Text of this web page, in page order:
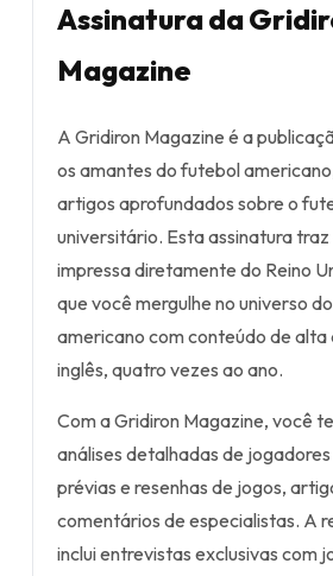
Assinatura da
Magazine
A Gridiron Magazine é a
os amantes do futebol
artigos aprofundados sobre o
universitário. Esta assinatura
impressa diretamente do Reino
que você mergulhe no universo
americano com conteúdo de alta
inglês, quatro vezes ao ano.
Com a Gridiron Magazine, você
análises detalhadas de
prévias e resenhas de jogos,
comentários de especialistas. A
inclui entrevistas exclusivas com